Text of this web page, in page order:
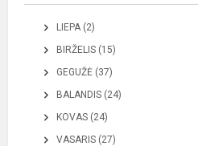
LIEPA (2)
BIRŽELIS (15)
GEGUŽĖ (37)
BALANDIS (24)
KOVAS (24)
VASARIS (27)